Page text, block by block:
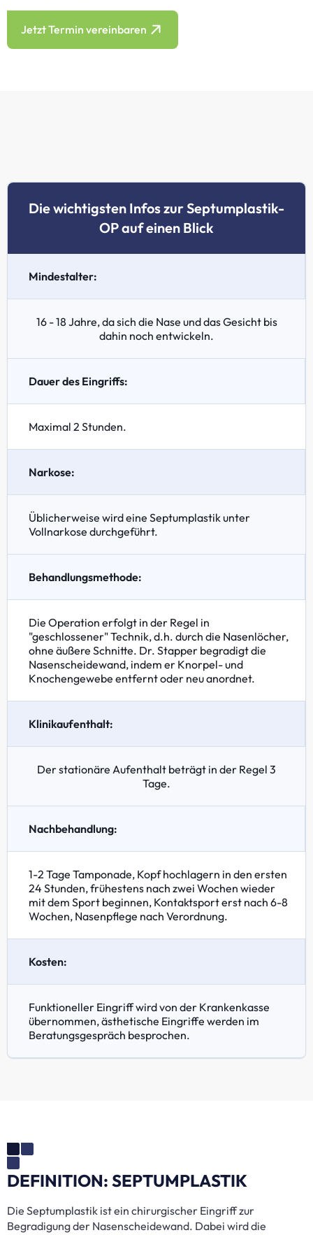
Jetzt Termin vereinbaren
Die wichtigsten Infos zur Septumplastik-
OP auf einen Blick
Mindestalter:
16 - 18 Jahre, da sich die Nase und das Gesicht bis
dahin noch entwickeln.
Dauer des Eingriffs:
Maximal 2 Stunden.
Narkose:
Üblicherweise wird eine Septumplastik unter
Vollnarkose durchgeführt.
Behandlungsmethode:
Die Operation erfolgt in der Regel in
"geschlossener" Technik, d.h. durch die Nasenlöcher,
ohne äußere Schnitte. Dr. Stapper begradigt die
Nasenscheidewand, indem er Knorpel- und
Knochengewebe entfernt oder neu anordnet.
Klinikaufenthalt:
Der stationäre Aufenthalt beträgt in der Regel 3
Tage.
Nachbehandlung:
1-2 Tage Tamponade, Kopf hochlagern in den ersten
24 Stunden, frühestens nach zwei Wochen wieder
mit dem Sport beginnen, Kontaktsport erst nach 6-8
Wochen, Nasenpflege nach Verordnung.
Kosten:
Funktioneller Eingriff wird von der Krankenkasse
übernommen, ästhetische Eingriffe werden im
Beratungsgespräch besprochen.
DEFINITION: SEPTUMPLASTIK
Die Septumplastik ist ein chirurgischer Eingriff zur
Begradigung der Nasenscheidewand. Dabei wird die